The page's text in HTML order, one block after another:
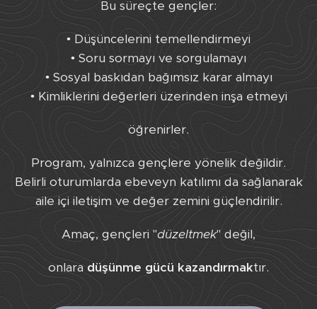
Bu süreçte gençler:
• Düşüncelerini temellendirmeyi
• Soru sormayı ve sorgulamayı
• Sosyal baskıdan bağımsız karar almayı
• Kimliklerini değerleri üzerinden inşa etmeyi
öğrenirler.
Program, yalnızca gençlere yönelik değildir.
Belirli oturumlarda ebeveyn katılımı da sağlanarak
aile içi iletişim ve değer zemini güçlendirilir.
Amaç, gençleri "düzeltmek" değil,
onlaradüşünme gücü kazandırmaktır.